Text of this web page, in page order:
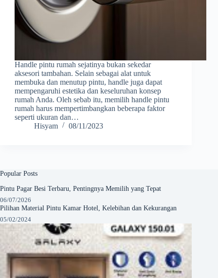
Handle pintu rumah sejatinya bukan sekedar
aksesori tambahan. Selain sebagai alat untuk
membuka dan menutup pintu, handle juga dapat
mempengaruhi estetika dan keseluruhan konsep
rumah Anda. Oleh sebab itu, memilih handle pintu
rumah harus mempertimbangkan beberapa faktor
seperti ukuran dan…
Hisyam
08/11/2023
Popular Posts
Pintu Pagar Besi Terbaru, Pentingnya Memilih yang Tepat
06/07/2026
Pilihan Material Pintu Kamar Hotel, Kelebihan dan Kekurangan
05/02/2024